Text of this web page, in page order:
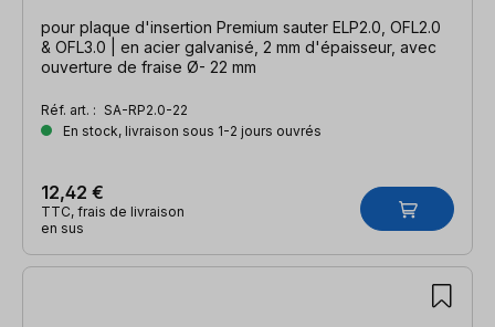
pour plaque d'insertion Premium sauter ELP2.0, OFL2.0
& OFL3.0 | en acier galvanisé, 2 mm d'épaisseur, avec
ouverture de fraise Ø- 22 mm
Réf. art. : SA-RP2.0-22
En stock, livraison sous 1-2 jours ouvrés
12,42 €
TTC, frais de livraison
en sus